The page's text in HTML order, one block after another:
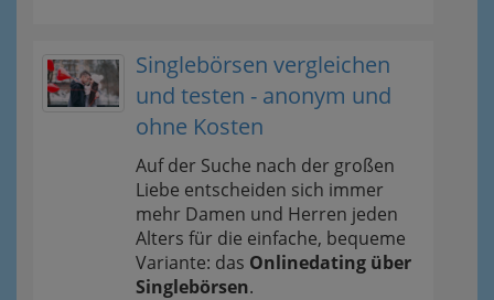
Singlebörsen vergleichen
und testen - anonym und
ohne Kosten
Auf der Suche nach der großen
Liebe entscheiden sich immer
mehr Damen und Herren jeden
Alters für die einfache, bequeme
Variante: das Onlinedating über
Singlebörsen.